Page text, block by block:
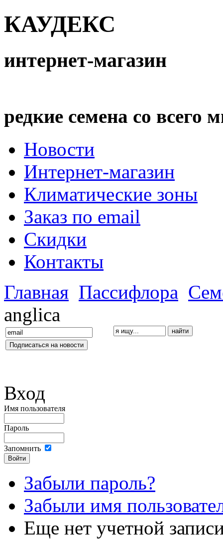
КАУДЕКС
интернет-магазин
редкие семена со всего
Новости
Интернет-магазин
Климатические зоны
Заказ по email
Скидки
Контакты
Главная Пассифлора
anglica
Вход
Имя пользователя
Пароль
Запомнить
Забыли пароль?
Забыли имя
Еще нет учетной